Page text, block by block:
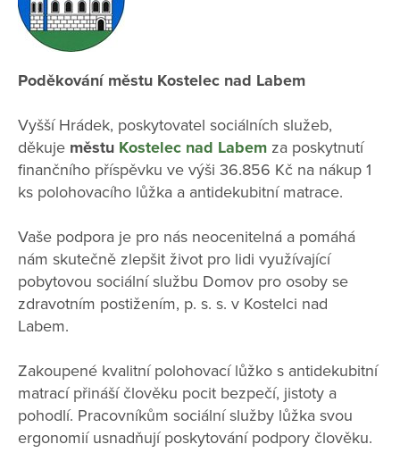
Poděkování městu Kostelec nad Labem
Vyšší Hrádek, poskytovatel sociálních služeb,
děkuje městu Kostelec nad Labem za poskytnutí
finančního příspěvku ve výši 36.856 Kč na nákup 1
ks polohovacího lůžka a antidekubitní matrace.
Vaše podpora je pro nás neocenitelná a pomáhá
nám skutečně zlepšit život pro lidi využívající
pobytovou sociální službu Domov pro osoby se
zdravotním postižením, p. s. s. v Kostelci nad
Labem.
Zakoupené kvalitní polohovací lůžko s antidekubitní
matrací přináší člověku pocit bezpečí, jistoty a
pohodlí. Pracovníkům sociální služby lůžka svou
ergonomií usnadňují poskytování podpory člověku.